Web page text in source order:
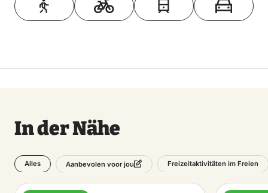
In der Nähe
Alles Aanbevolen voor jou Freizeitaktivitäten im Freien